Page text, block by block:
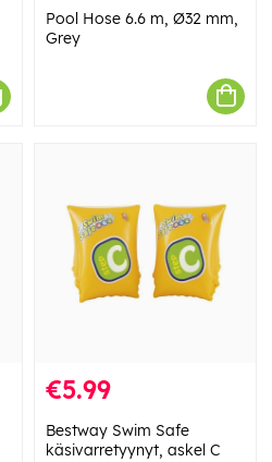
Pool Hose 6.6 m, Ø32 mm,
Grey
€5.99
Bestway Swim Safe
käsivarretyynyt, askel C